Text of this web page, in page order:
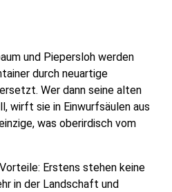
und Piepersloh werden
durch neuartige
Wer dann seine alten
wirft sie in Einwurfsäulen aus
was oberirdisch vom
Erstens stehen keine
in der Landschaft und